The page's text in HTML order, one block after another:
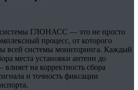
системы ГЛОНАСС — это не просто
процесс, от которого
всей системы мониторинга. Каждый
места установки антенн до
на корректность сбора
и точность фиксации